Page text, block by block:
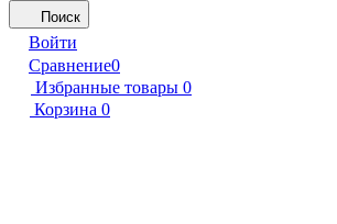
Поиск
Войти
Сравнение0
Избранные товары 0
Корзина 0